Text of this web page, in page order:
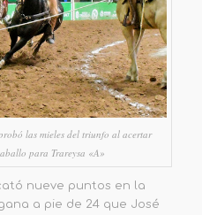
las mieles del triunfo al acertar
para Trareysa «A»
nueve puntos en la
a pie de 24 que José